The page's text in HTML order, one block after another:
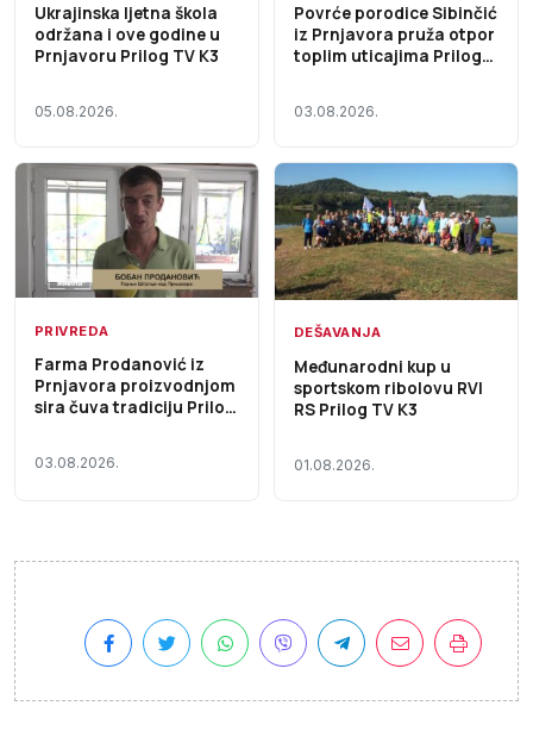
Ukrajinska ljetna škola
održana i ove godine u
Prnjavoru Prilog TV K3
05.08.2026.
Povrće porodice Sibinčić
iz Prnjavora pruža otpor
toplim uticajima Prilog
03.08.2026.
PRIVREDA
Farma Prodanović iz
Prnjavora proizvodnjom
sira čuva tradiciju Prilog
03.08.2026.
DEŠAVANJA
Međunarodni kup u
sportskom ribolovu RVI
RS Prilog TV K3
01.08.2026.